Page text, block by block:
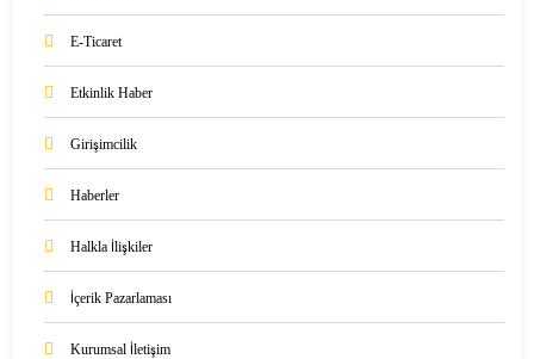
E-Ticaret
Etkinlik Haber
Girişimcilik
Haberler
Halkla İlişkiler
İçerik Pazarlaması
Kurumsal İletişim